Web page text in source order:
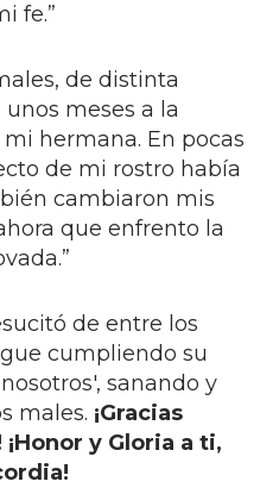
fe.”
de distinta
meses a la
hermana. En pocas
de mi rostro había
cambiaron mis
que enfrento la
de entre los
cumpliendo su
sanando y
males. ¡Gracias
y Gloria a ti,